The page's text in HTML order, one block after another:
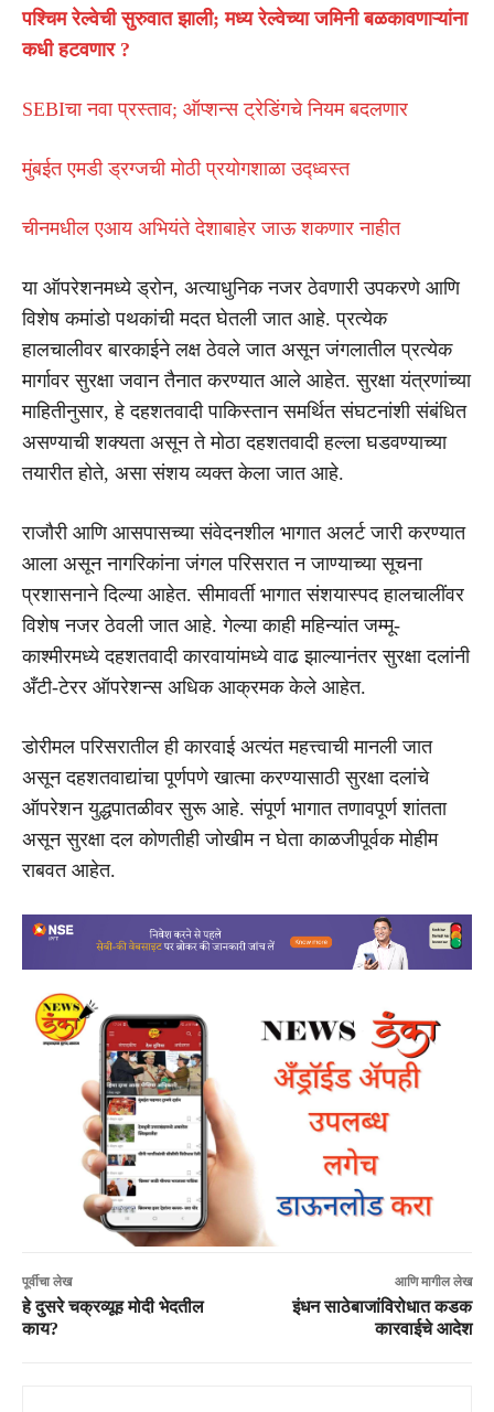
पश्चिम रेल्वेची सुरुवात झाली; मध्य रेल्वेच्या जमिनी बळकावणाऱ्यांना
कधी हटवणार ?
SEBIचा नवा प्रस्ताव; ऑप्शन्स ट्रेडिंगचे नियम बदलणार
मुंबईत एमडी ड्रग्जची मोठी प्रयोगशाळा उद्ध्वस्त
चीनमधील एआय अभियंते देशाबाहेर जाऊ शकणार नाहीत
या ऑपरेशनमध्ये ड्रोन, अत्याधुनिक नजर ठेवणारी उपकरणे आणि
विशेष कमांडो पथकांची मदत घेतली जात आहे. प्रत्येक
हालचालीवर बारकाईने लक्ष ठेवले जात असून जंगलातील प्रत्येक
मार्गावर सुरक्षा जवान तैनात करण्यात आले आहेत. सुरक्षा यंत्रणांच्या
माहितीनुसार, हे दहशतवादी पाकिस्तान समर्थित संघटनांशी संबंधित
असण्याची शक्यता असून ते मोठा दहशतवादी हल्ला घडवण्याच्या
तयारीत होते, असा संशय व्यक्त केला जात आहे.
राजौरी आणि आसपासच्या संवेदनशील भागात अलर्ट जारी करण्यात
आला असून नागरिकांना जंगल परिसरात न जाण्याच्या सूचना
प्रशासनाने दिल्या आहेत. सीमावर्ती भागात संशयास्पद हालचालींवर
विशेष नजर ठेवली जात आहे. गेल्या काही महिन्यांत जम्मू-
काश्मीरमध्ये दहशतवादी कारवायांमध्ये वाढ झाल्यानंतर सुरक्षा दलांनी
अँटी-टेरर ऑपरेशन्स अधिक आक्रमक केले आहेत.
डोरीमल परिसरातील ही कारवाई अत्यंत महत्त्वाची मानली जात
असून दहशतवाद्यांचा पूर्णपणे खात्मा करण्यासाठी सुरक्षा दलांचे
ऑपरेशन युद्धपातळीवर सुरू आहे. संपूर्ण भागात तणावपूर्ण शांतता
असून सुरक्षा दल कोणतीही जोखीम न घेता काळजीपूर्वक मोहीम
राबवत आहेत.
पूर्वीचा लेख
हे दुसरे चक्रव्यूह मोदी भेदतील
काय?
आणि मागील लेख
इंधन साठेबाजांविरोधात कडक
कारवाईचे आदेश